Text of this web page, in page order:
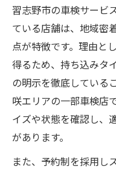
習志野市の車検サービ
ている店舗は、地域密
点が特徴です。理由と
得るため、持ち込みタ
の明示を徹底している
咲エリアの一部車検店
イズや状態を確認し、
があります。
また、予約制を採用し